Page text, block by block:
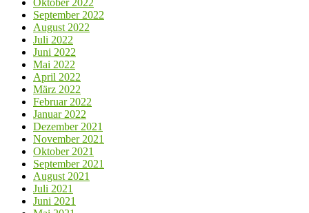
September 2022
August 2022
Juli 2022
Juni 2022
Mai 2022
April 2022
März 2022
Februar 2022
Januar 2022
Dezember 2021
November 2021
Oktober 2021
September 2021
August 2021
Juli 2021
Juni 2021